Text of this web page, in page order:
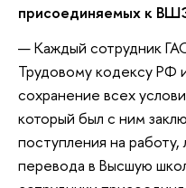
присоединяемых к
— Каждый сотрудник
Трудовому кодексу РФ
сохранение всех
который был с ним
поступления на
перевода в Высшую